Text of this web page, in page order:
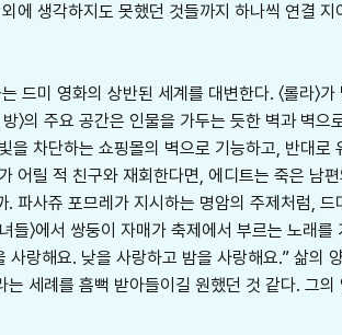
에 생각하지도 못했던 것들까지 하나씩 연결
미 영화의 상반된 세계를 대변한다. 〈롤라〉
〉의 주요 공간은 인물을 가두는 듯한 벽과 벽
차단하는 쇼핑몰의 벽으로 기능하고, 반대
릴 적 친구와 재회한다면, 에디트는 죽은 남
파사쥬 포므레가 지시하는 명암의 주제처럼,
〉에서 쌍둥이 자매가 축제에서 부르는 노래
랑해요. 낮을 사랑하고 밤을 사랑해요.” 삶의
세례를 흠뻑 받아들이길 원했던 것 같다. 그의